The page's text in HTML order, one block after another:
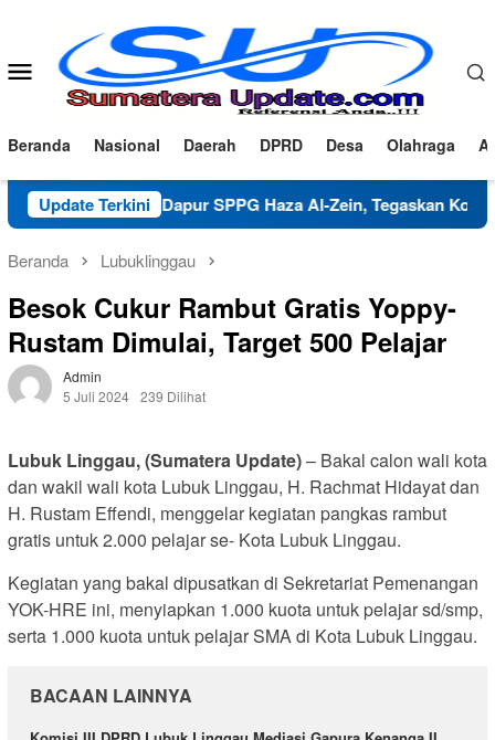
Menu
Mobile
Beranda Nasional Daerah DPRD Desa Olahraga
Update Terkini
Dapur SPPG Haza Al-Zein, Tegaskan Komitmen Jaga
Beranda Lubuklinggau
Besok Cukur Rambut Gratis Yoppy-
Rustam Dimulai, Target 500 Pelajar
Admin
5 Juli 2024 239 Dilihat
Lubuk Linggau, (Sumatera Update)– Bakal calon wali kota
dan wakil wali kota Lubuk Linggau, H. Rachmat Hidayat dan
H. Rustam Effendi, menggelar kegiatan pangkas rambut
gratis untuk 2.000 pelajar se- Kota Lubuk Linggau.
Kegiatan yang bakal dipusatkan di Sekretariat Pemenangan
YOK-HRE ini, menyiapkan 1.000 kuota untuk pelajar sd/smp,
serta 1.000 kuota untuk pelajar SMA di Kota Lubuk Linggau.
BACAAN LAINNYA